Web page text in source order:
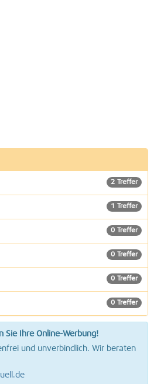
2 Treffer
1 Treffer
0 Treffer
0 Treffer
0 Treffer
0 Treffer
Sie Ihre Online-Werbung!
und unverbindlich. Wir beraten